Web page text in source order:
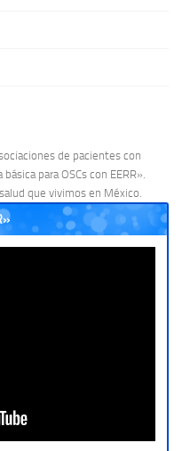
de pacientes con
para OSCs con EERR».
que vivimos en México.